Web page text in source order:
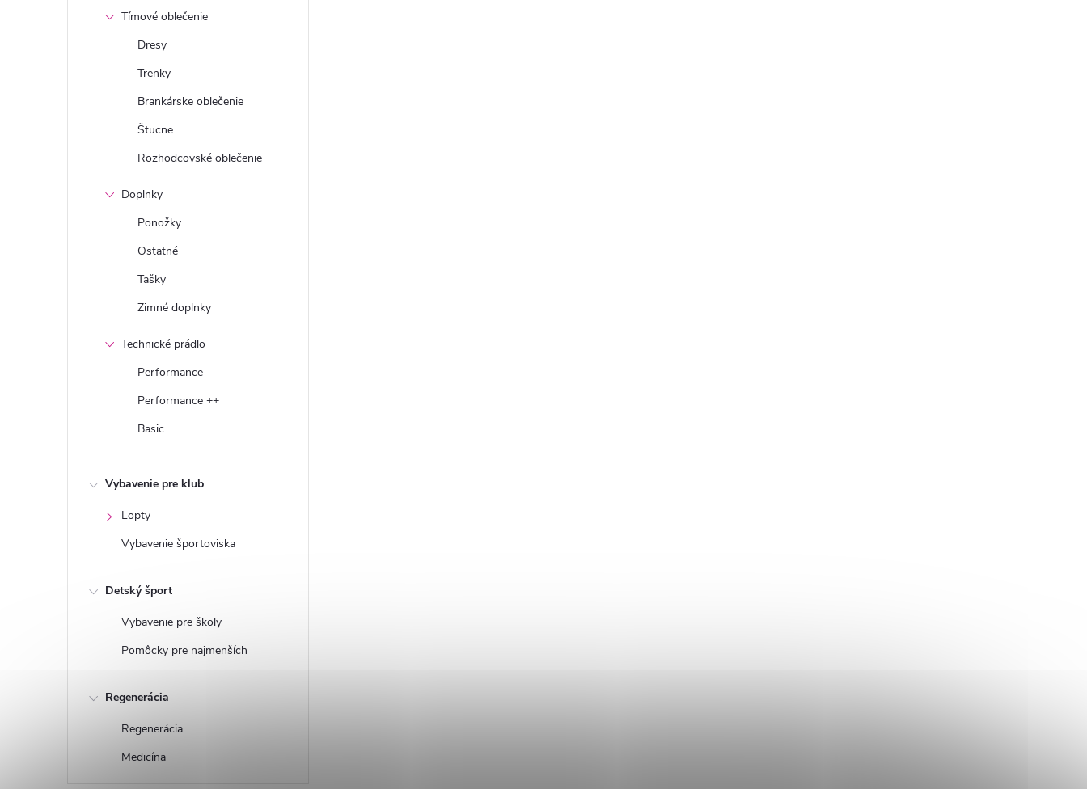
Tímové oblečenie
Dresy
Trenky
Brankárske oblečenie
Štucne
Rozhodcovské oblečenie
Doplnky
Ponožky
Ostatné
Tašky
Zimné doplnky
Technické prádlo
Performance
Performance ++
Basic
Vybavenie pre klub
Lopty
Vybavenie športoviska
Detský šport
Vybavenie pre školy
Pomôcky pre najmenších
Regenerácia
Regenerácia
Medicína